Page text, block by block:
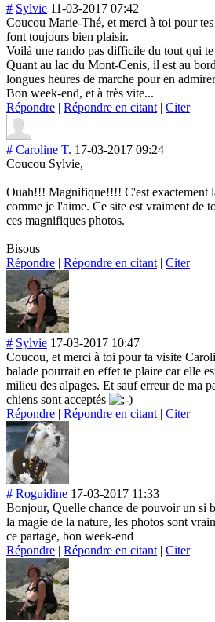
# Sylvie 11-03-2017 07:42
Coucou Marie-Thé, et merci à toi pour
font toujours bien plaisir.
Voilà une rando pas difficile du tout qui
Quant au lac du Mont-Cenis, il est au
longues heures de marche pour en
Bon week-end, et à très vite...
Répondre | Répondre en citant | Citer
# Caroline T. 17-03-2017 09:24
Coucou Sylvie,
Ouah!!! Magnifique!!!! C'est exactement
comme je l'aime. Ce site est vraiment de
ces magnifiques photos.
Bisous
Répondre | Répondre en citant | Citer
# Sylvie 17-03-2017 10:47
Coucou, et merci à toi pour ta visite
balade pourrait en effet te plaire car elle
milieu des alpages. Et sauf erreur de ma
chiens sont acceptés
Répondre | Répondre en citant | Citer
# Roguidine 17-03-2017 11:33
Bonjour, Quelle chance de pouvoir un si
la magie de la nature, les photos sont
ce partage, bon week-end
Répondre | Répondre en citant | Citer